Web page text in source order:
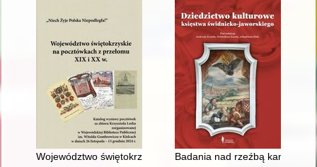
Województwo świętokrzyskie na pocztówkach z przełomu XIX
Badania nad rzeźbą kamienną